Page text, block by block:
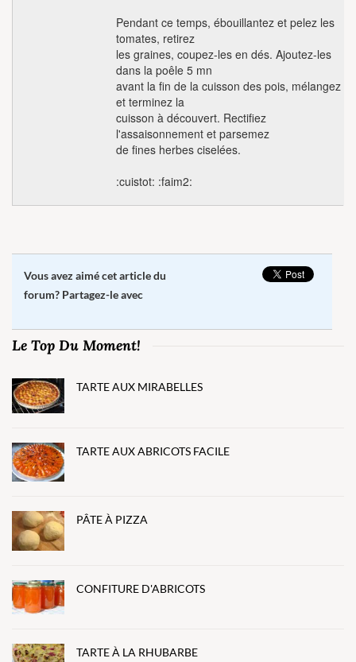
Pendant ce temps, ébouillantez et pelez les
tomates, retirez
les graines, coupez-les en dés. Ajoutez-les
dans la poêle 5 mn
avant la fin de la cuisson des pois, mélangez
et terminez la
cuisson à découvert. Rectifiez
l'assaisonnement et parsemez
de fines herbes ciselées.
:cuistot: :faim2:
Vous avez aimé cet article du
forum? Partagez-le avec
Le Top Du Moment!
TARTE AUX MIRABELLES
TARTE AUX ABRICOTS FACILE
PÂTE À PIZZA
CONFITURE D'ABRICOTS
TARTE À LA RHUBARBE